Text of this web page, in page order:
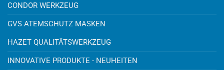
CONDOR WERKZEUG
GVS ATEMSCHUTZ MASKEN
HAZET QUALITÄTSWERKZEUG
INNOVATIVE PRODUKTE - NEUHEITEN